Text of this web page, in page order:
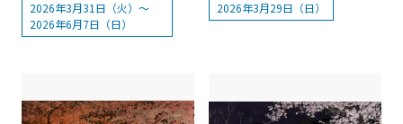
2026年3月31日（火）〜
2026年6月7日（日）
2026年3月29日（日）